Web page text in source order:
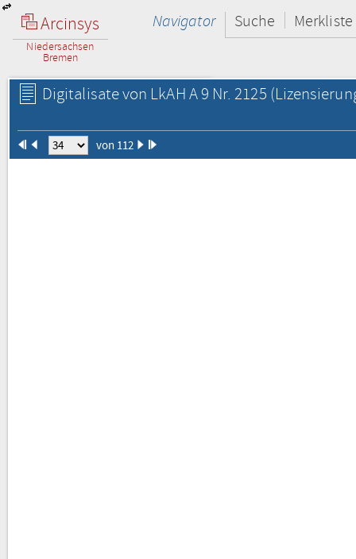
Arcinsys
Niedersachsen
Bremen
Navigator Suche Merkliste
Digitalisate von LkAH A 9 Nr. 2125
von 112